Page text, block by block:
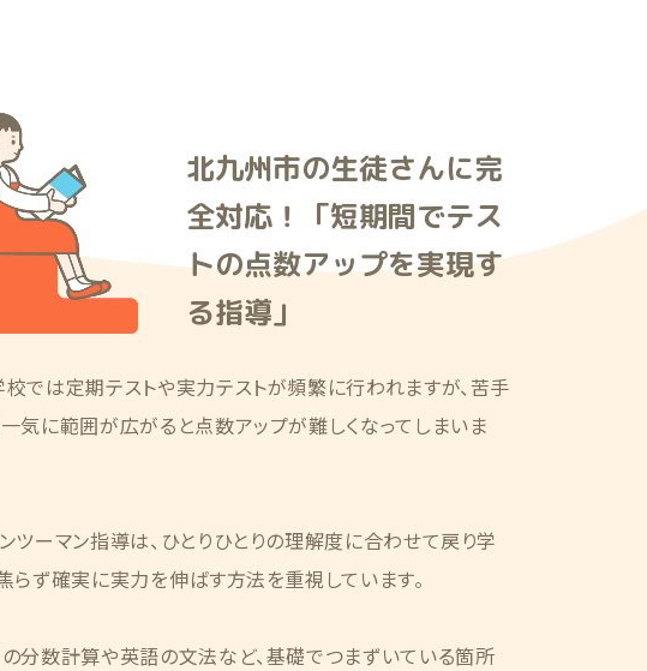
北九州市の生徒さんに完
全対応！「短期間でテス
トの点数アップを実現す
る指導」
では定期テストや実力テストが頻繁に行われますが、苦手
気に範囲が広がると点数アップが難しくなってしまいま
ツーマン指導は、ひとりひとりの理解度に合わせて戻り学
らず確実に実力を伸ばす方法を重視しています。
分数計算や英語の文法など、基礎でつまずいている箇所